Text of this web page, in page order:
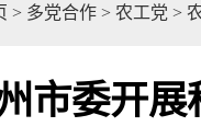
> 多党合作 > 农工党 >
市委开